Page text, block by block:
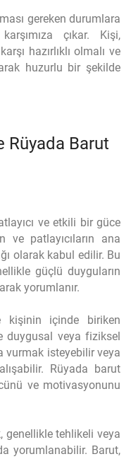
gereken durumlara
çıkar. Kişi,
hazırlıklı olmalı ve
huzurlu bir şekilde
Rüyada Barut
ve etkili bir güce
ve patlayıcıların ana
olarak kabul edilir. Bu
güçlü duyguların
yorumlanır.
kişinin içinde biriken
duygusal veya fiziksel
vurmak isteyebilir veya
Rüyada barut
ve motivasyonunu
genellikle tehlikeli veya
yorumlanabilir. Barut,